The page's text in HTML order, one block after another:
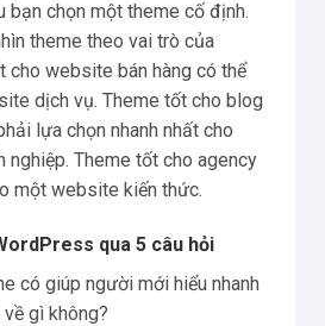
bạn chọn một theme cố định.
theme theo vai trò của
cho website bán hàng có thể
dịch vụ. Theme tốt cho blog
lựa chọn nhanh nhất cho
nghiệp. Theme tốt cho agency
một website kiến thức.
qua 5 câu hỏi
có giúp người mới hiểu nhanh
gì không?